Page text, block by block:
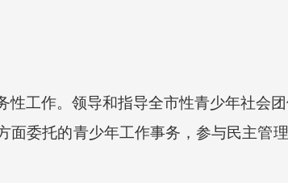
工作。领导和指导全市性青少年社会团
委托的青少年工作事务，参与民主管